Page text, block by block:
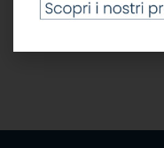
LEGGI TUTTO